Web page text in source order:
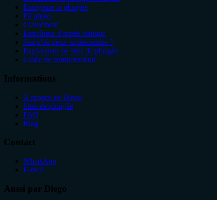
Enregistre ta plongée
Fil photo
Classement
Entraîneur d'apnée statique
Jusqu'où peux-tu descendre ?
Explorateur de sites de plongée
Guide de compensation
Informations
À propos de Diego
Sites de plongée
FAQ
Blog
Contact
WhatsApp
E-mail
Aussi par Diego